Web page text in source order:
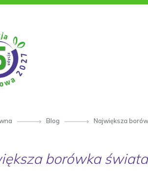
Blog Największa
borówka